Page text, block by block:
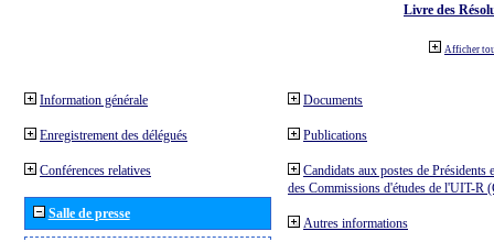
Livre des
Afficher
Information générale
Enregistrement des délégués
Conférences relatives
Salle de presse
Documents
Publications
Candidats aux postes de Présidents
des Commissions d'études de l'UIT-R
Autres informations